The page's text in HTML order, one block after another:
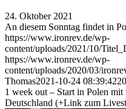
24. Oktober 2021
An diesem Sonntag findet in
https://www.ironrev.de/wp-
content/uploads/2021/10/
https://www.ironrev.de/wp-
content/uploads/2020/03/
Thomas2021-10-24 08:39:42
1 week out – Start in Polen
Deutschland (+Link zum